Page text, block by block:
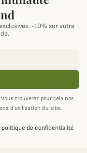
-10% sur votre
trouverez pour cela nos
d'utilisation du site.
politique de confidentialité